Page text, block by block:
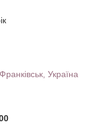
Україна